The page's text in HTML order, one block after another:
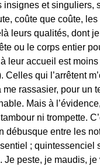
et singuliers,
coûte que coûte,
leurs qualités, dont
ou le corps entier
leur accueil est
qui l’arrêtent
rassasier, pour un
Mais à
ni trompette.
entre les
;
peste, je maudis,